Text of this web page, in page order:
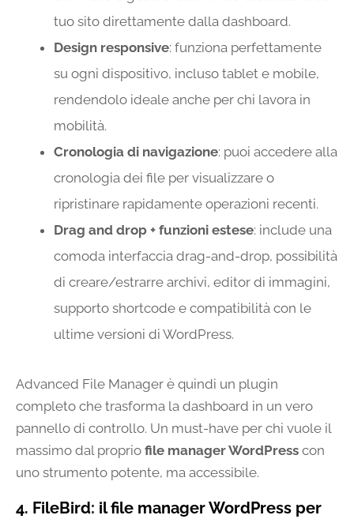
tuo sito direttamente dalla dashboard.
Design responsive: funziona perfettamente
su ogni dispositivo, incluso tablet e mobile,
rendendolo ideale anche per chi lavora in
mobilità.
Cronologia di navigazione: puoi accedere alla
cronologia dei file per visualizzare o
ripristinare rapidamente operazioni recenti.
Drag and drop + funzioni estese: include una
comoda interfaccia drag-and-drop, possibilità
di creare/estrarre archivi, editor di immagini,
supporto shortcode e compatibilità con le
ultime versioni di WordPress.
Advanced File Manager è quindi un plugin
completo che trasforma la dashboard in un vero
pannello di controllo. Un must-have per chi vuole il
massimo dal proprio file manager WordPress con
uno strumento potente, ma accessibile.
4. FileBird: il file manager WordPress per